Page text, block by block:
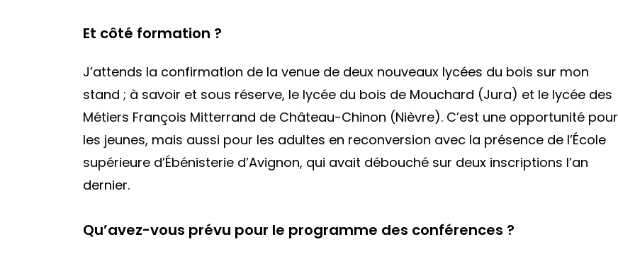
Et côté formation ?
J’attends la confirmation de la venue de deux nouveaux lycées du bois sur mon
stand ; à savoir et sous réserve, le lycée du bois de Mouchard (Jura) et le lycée des
Métiers François Mitterrand de Château-Chinon (Nièvre). C’est une opportunité pour
les jeunes, mais aussi pour les adultes en reconversion avec la présence de l’École
supérieure d’Ébénisterie d’Avignon, qui avait débouché sur deux inscriptions l’an
dernier.
Qu’avez-vous prévu pour le programme des conférences ?